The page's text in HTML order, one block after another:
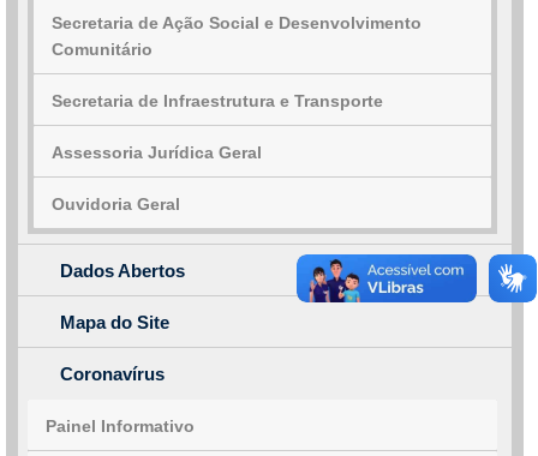
Secretaria de Ação Social e Desenvolvimento
Comunitário
Secretaria de Infraestrutura e Transporte
Assessoria Jurídica Geral
Ouvidoria Geral
Dados Abertos
Mapa do Site
Coronavírus
Painel Informativo